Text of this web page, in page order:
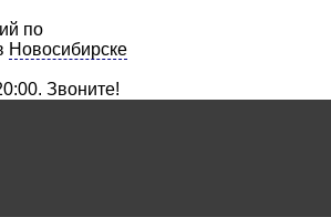
по
Новосибирске
Звоните!